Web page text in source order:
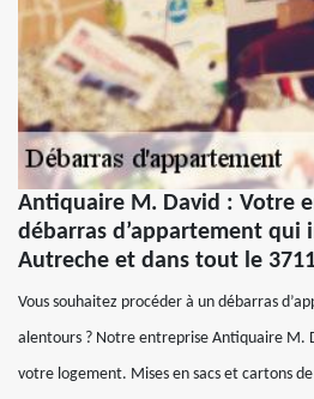
Antiquaire M. David : Votre
débarras d’appartement qui
Autreche et dans tout le
Vous souhaitez procéder à un débarras
alentours ? Notre entreprise Antiquaire M.
votre logement. Mises en sacs et cartons